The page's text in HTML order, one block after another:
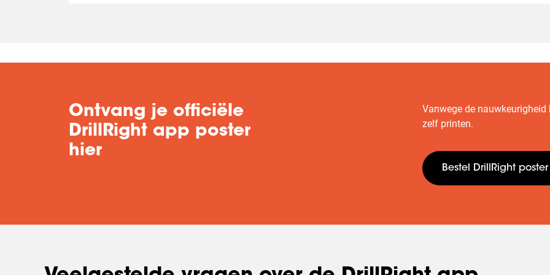
Ontvang je officiële
DrillRight app poster
hier
Vanwege de
zelf printen.
Bestel DrillRight poster